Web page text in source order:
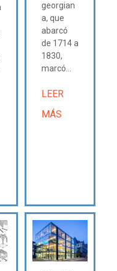
georgian
a, que
abarcó
de 1714 a
1830,
marcó...
LEER
MÁS